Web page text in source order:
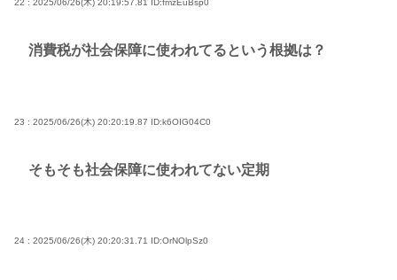
22 : 2025/06/26(木) 20:19:57.81 ID:fmzEuBsp0
消費税が社会保障に使われてるという根拠は？
23 : 2025/06/26(木) 20:20:19.87 ID:k6OIG04C0
そもそも社会保障に使われてない定期
24 : 2025/06/26(木) 20:20:31.71 ID:OrNOlpSz0